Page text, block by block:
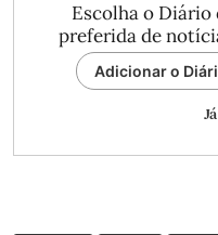
Escolha o
preferida de
Adicionar o